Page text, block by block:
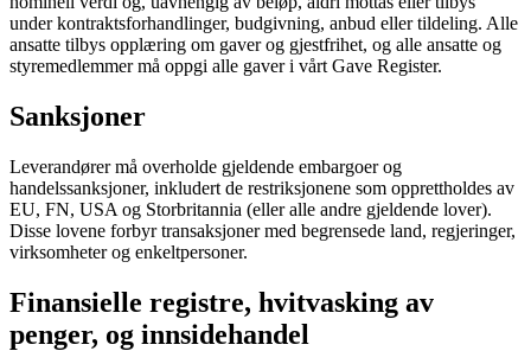
under kontraktsforhandlinger, budgivning, anbud eller tildeling. Alle
ansatte tilbys opplæring om gaver og gjestfrihet, og alle ansatte og
styremedlemmer må oppgi alle gaver i vårt Gave Register.
Sanksjoner
Leverandører må overholde gjeldende embargoer og
handelssanksjoner, inkludert de restriksjonene som opprettholdes av
EU, FN, USA og Storbritannia (eller alle andre gjeldende lover).
Disse lovene forbyr transaksjoner med begrensede land, regjeringer,
virksomheter og enkeltpersoner.
Finansielle registre, hvitvasking av
penger, og innsidehandel